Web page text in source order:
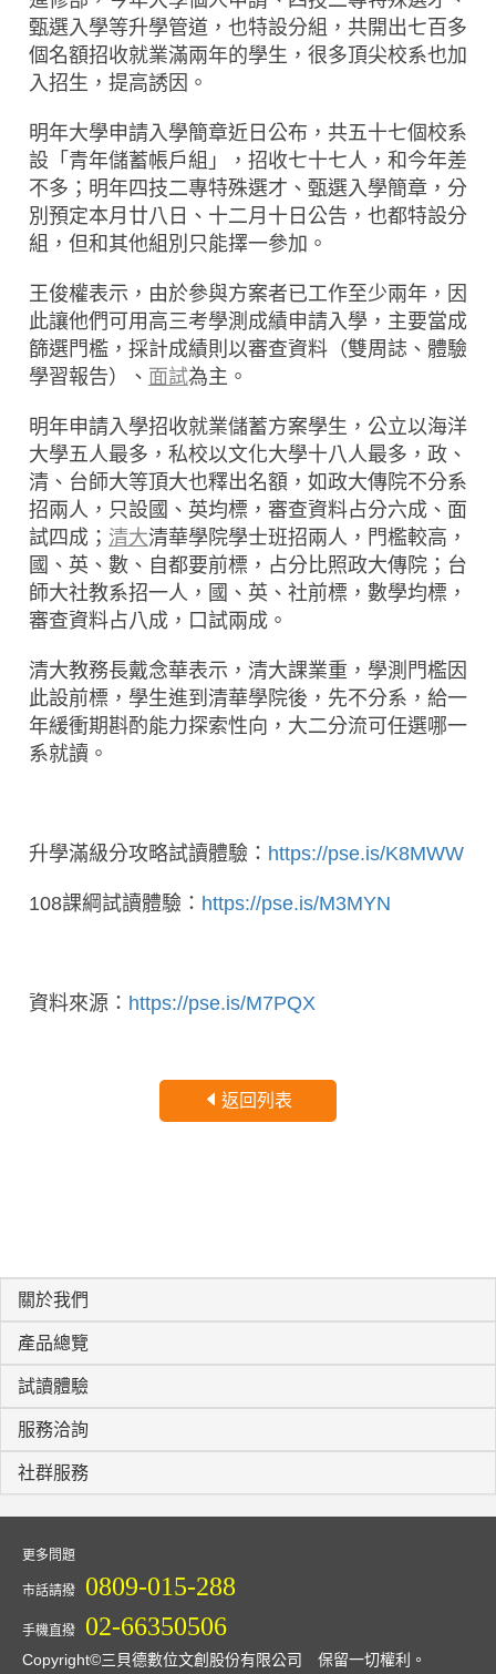
甄選入學等升學管道，也特設分組，共開出七百多
個名額招收就業滿兩年的學生，很多頂尖校系也加
入招生，提高誘因。
明年大學申請入學簡章近日公布，共五十七個校系
設「青年儲蓄帳戶組」，招收七十七人，和今年差
不多；明年四技二專特殊選才、甄選入學簡章，分
別預定本月廿八日、十二月十日公告，也都特設分
組，但和其他組別只能擇一參加。
王俊權表示，由於參與方案者已工作至少兩年，因
此讓他們可用高三考學測成績申請入學，主要當成
篩選門檻，採計成績則以審查資料（雙周誌、體驗
學習報告）、 面試為主。
明年申請入學招收就業儲蓄方案學生，公立以海洋
大學五人最多，私校以文化大學十八人最多，政、
清、台師大等頂大也釋出名額，如政大傳院不分系
招兩人，只設國、英均標，審查資料占分六成、面
試四成； 清大清華學院學士班招兩人，門檻較高，
國、英、數、自都要前標，占分比照政大傳院；台
師大社教系招一人，國、英、社前標，數學均標，
審查資料占八成，口試兩成。
清大教務長戴念華表示，清大課業重，學測門檻因
此設前標，學生進到清華學院後，先不分系，給一
年緩衝期斟酌能力探索性向，大二分流可任選哪一
系就讀。
升學滿級分攻略試讀體驗： https://pse.is/K8MWW
108課綱試讀體驗： https://pse.is/M3MYN
資料來源： https://pse.is/M7PQX
返回列表
關於我們
產品總覽
試讀體驗
服務洽詢
社群服務
更多問題
市話請撥 0809-015-288
手機直撥 02-66350506
Copyright©三貝德數位文創股份有限公司 保留一切權利。